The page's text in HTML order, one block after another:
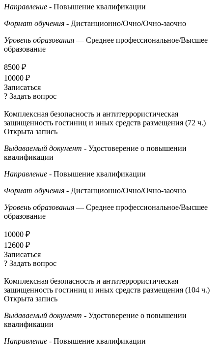
Направление - Повышение квалификации
Формат обучения - Дистанционно/Очно/Очно-заочно
Уровень образования — Среднее профессиональное/Высшее
образование
8500 ₽
10000 ₽
Записаться
? Задать вопрос
Комплексная безопасность и антитеррористическая
защищенность гостиниц и иных средств размещения (72 ч.)
Открыта запись
Выдаваемый документ - Удостоверение о повышении
квалификации
Направление - Повышение квалификации
Формат обучения - Дистанционно/Очно/Очно-заочно
Уровень образования — Среднее профессиональное/Высшее
образование
10000 ₽
12600 ₽
Записаться
? Задать вопрос
Комплексная безопасность и антитеррористическая
защищенность гостиниц и иных средств размещения (104 ч.)
Открыта запись
Выдаваемый документ - Удостоверение о повышении
квалификации
Направление - Повышение квалификации